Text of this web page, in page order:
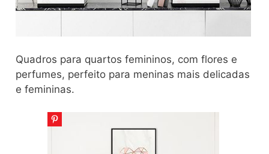
Quadros para quartos femininos, com flores e
perfumes, perfeito para meninas mais delicadas
e femininas.